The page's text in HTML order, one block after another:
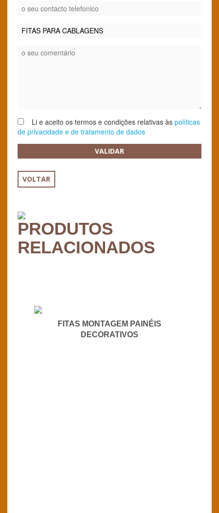
Li e aceito os termos e condições relativas às políticas
de privacidade e de tratamento de dados
VALIDAR
VOLTAR
PRODUTOS
RELACIONADOS
FITAS MONTAGEM PAINÉIS
DECORATIVOS